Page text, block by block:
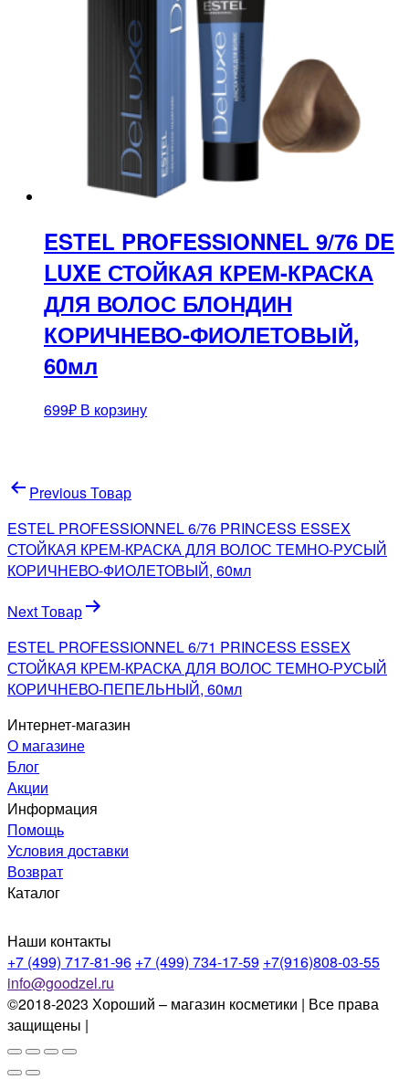
ESTEL PROFESSIONNEL 9/76 DE
LUXE СТОЙКАЯ КРЕМ-КРАСКА
ДЛЯ ВОЛОС БЛОНДИН
КОРИЧНЕВО-ФИОЛЕТОВЫЙ,
60мл
699₽ В корзину
Навигация
по
записям
Previous Товар
ESTEL PROFESSIONNEL 6/76 PRINCESS ESSEX
СТОЙКАЯ КРЕМ-КРАСКА ДЛЯ ВОЛОС ТЕМНО-РУСЫЙ
КОРИЧНЕВО-ФИОЛЕТОВЫЙ, 60мл
Next Товар
ESTEL PROFESSIONNEL 6/71 PRINCESS ESSEX
СТОЙКАЯ КРЕМ-КРАСКА ДЛЯ ВОЛОС ТЕМНО-РУСЫЙ
КОРИЧНЕВО-ПЕПЕЛЬНЫЙ, 60мл
Интернет-магазин
О магазине
Блог
Акции
Информация
Помощь
Условия доставки
Возврат
Каталог
Наши контакты
+7 (499) 717-81-96 +7 (499) 734-17-59 +7(916)808-03-55
info@goodzel.ru
©2018-2023 Хороший – магазин косметики | Все права
защищены |